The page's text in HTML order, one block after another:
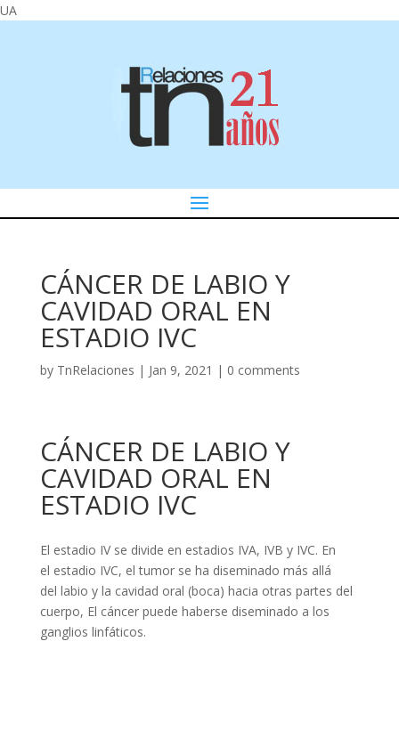
UA
CÁNCER DE LABIO Y
CAVIDAD ORAL EN
ESTADIO IVC
by TnRelaciones | Jan 9, 2021 | 0 comments
CÁNCER DE LABIO Y
CAVIDAD ORAL EN
ESTADIO IVC
El estadio IV se divide en estadios IVA, IVB y IVC. En
el estadio IVC, el tumor se ha diseminado más allá
del labio y la cavidad oral (boca) hacia otras partes del
cuerpo, El cáncer puede haberse diseminado a los
ganglios linfáticos.